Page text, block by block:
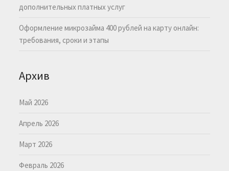
дополнительных платных услуг
Оформление микрозайма 400 рублей на карту онлайн:
требования, сроки и этапы
Архив
Май 2026
Апрель 2026
Март 2026
Февраль 2026